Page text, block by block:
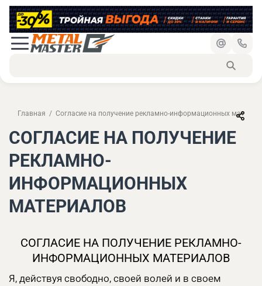
Главная Согласие на получение рекламно-информационных
СОГЛАСИЕ НА ПОЛУЧЕНИЕ
РЕКЛАМНО-
ИНФОРМАЦИОННЫХ
МАТЕРИАЛОВ
СОГЛАСИЕ НА ПОЛУЧЕНИЕ РЕКЛАМНО-
ИНФОРМАЦИОННЫХ МАТЕРИАЛОВ
Я, действуя свободно, своей волей и в своем